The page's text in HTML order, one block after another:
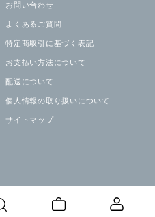
お問い合わせ
よくあるご質問
特定商取引に基づく表記
お支払い方法について
配送について
個人情報の取り扱いについて
サイトマップ